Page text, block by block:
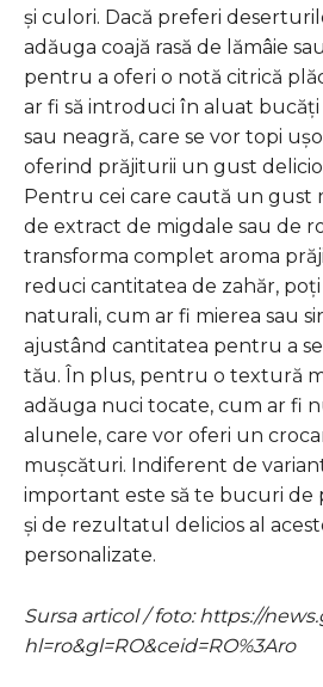
și culori. Dacă preferi
adăuga coajă rasă de lămâie
pentru a oferi o notă citrică
ar fi să introduci în aluat bucăți
sau neagră, care se vor topi
oferind prăjiturii un gust
Pentru cei care caută un gust
de extract de migdale sau de
transforma complet aroma
reduci cantitatea de zahăr,
naturali, cum ar fi mierea sau
ajustând cantitatea pentru a
tău. În plus, pentru o textură
adăuga nuci tocate, cum ar fi
alunele, care vor oferi un
mușcături. Indiferent de
important este să te bucuri de
și de rezultatul delicios al
personalizate.
Sursa articol / foto: https://
hl=ro&gl=RO&ceid=RO%3Aro